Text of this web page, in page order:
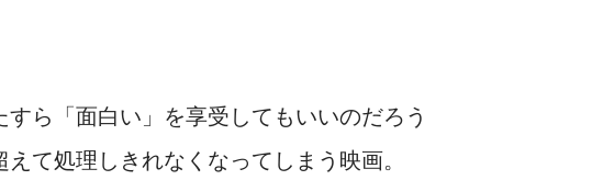
ら「面白い」を享受してもいいのだろう
て処理しきれなくなってしまう映画。